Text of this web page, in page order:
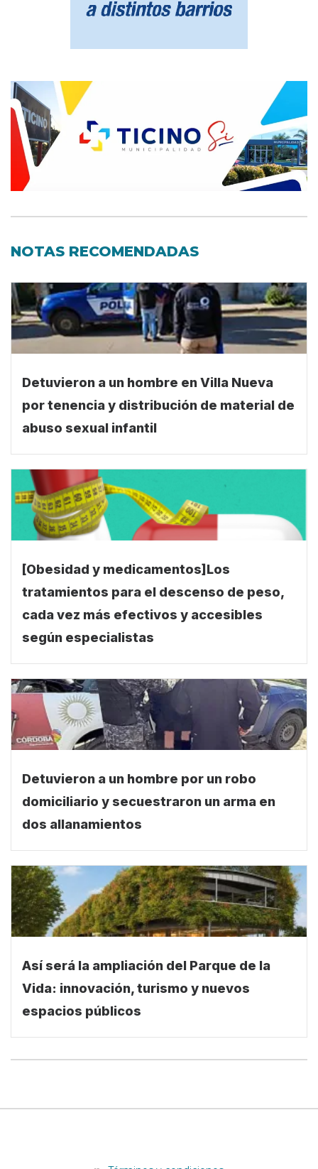
NOTAS RECOMENDADAS
Detuvieron a un hombre en Villa Nueva
por tenencia y distribución de material de
abuso sexual infantil
[Obesidad y medicamentos]Los
tratamientos para el descenso de peso,
cada vez más efectivos y accesibles
según especialistas
Detuvieron a un hombre por un robo
domiciliario y secuestraron un arma en
dos allanamientos
Así será la ampliación del Parque de la
Vida: innovación, turismo y nuevos
espacios públicos